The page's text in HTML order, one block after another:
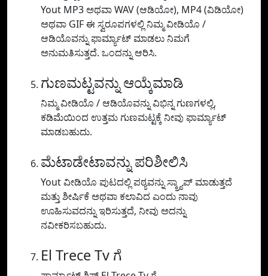
Yout MP3 ಅಥವಾ WAV (ಆಡಿಯೋ), MP4 (ವಿಡಿಯೋ)
ಅಥವಾ GIF ಈ ಸ್ವರೂಪಗಳಲ್ಲಿ ನಿಮ್ಮ ವೀಡಿಯೊ /
ಆಡಿಯೊವನ್ನು ಫಾರ್ಮ್ಯಾಟ್ ಮಾಡಲು ನಿಮಗೆ
ಅನುಮತಿಸುತ್ತದೆ. ಒಂದನ್ನು ಆರಿಸಿ.
ಗುಣಮಟ್ಟವನ್ನು ಆಯ್ಕೆಮಾಡಿ
ನಿಮ್ಮ ವೀಡಿಯೊ / ಆಡಿಯೊವನ್ನು ವಿಭಿನ್ನ ಗುಣಗಳಲ್ಲಿ,
ಕಡಿಮೆಯಿಂದ ಉತ್ತಮ ಗುಣಮಟ್ಟಕ್ಕೆ ನೀವು ಫಾರ್ಮ್ಯಾಟ್
ಮಾಡಬಹುದು.
ಮೆಟಾಡೇಟಾವನ್ನು ಪರಿಶೀಲಿಸಿ
Yout ವೀಡಿಯೊ ಪುಟದಲ್ಲಿ ಪಠ್ಯವನ್ನು ಸ್ಕ್ರ್ಯಾಪ್ ಮಾಡುತ್ತದೆ
ಮತ್ತು ಶೀರ್ಷಿಕೆ ಅಥವಾ ಕಲಾವಿದ ಎಂದು ನಾವು
ಊಹಿಸುವದನ್ನು ಇರಿಸುತ್ತದೆ, ನೀವು ಅದನ್ನು
ನವೀಕರಿಸಬಹುದು.
El Trece Tv ಗೆ